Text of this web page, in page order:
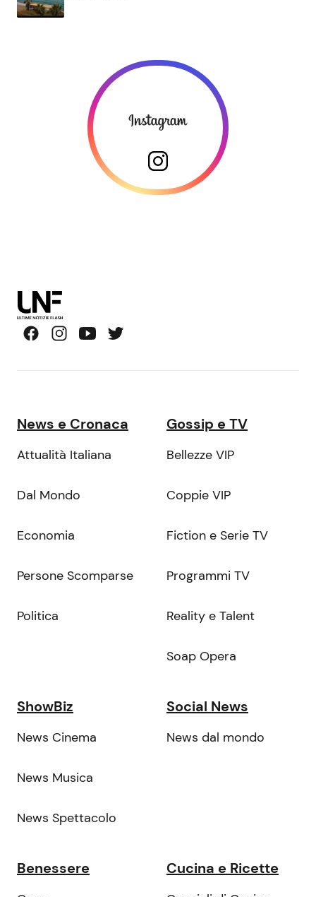
News e Cronaca
Attualità Italiana
Dal Mondo
Economia
Persone Scomparse
Politica
Gossip e TV
Bellezze VIP
Coppie VIP
Fiction e Serie TV
Programmi TV
Reality e Talent
Soap Opera
ShowBiz
News Cinema
News Musica
News Spettacolo
Social News
News dal mondo
Benessere Cucina e Ricette